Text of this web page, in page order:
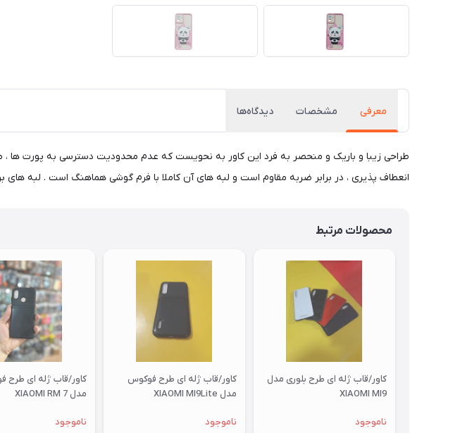
معرفی مشخصات دیدگاه‌ها
طراحی زیبا و باریک و منحصر به فرد این کاور به نحویست که عدم محدودیت دسترسی به پورت ها
انعطاف پذیری ، در برابر ضربه مقاوم است و لبه های آن کاملا با فرم گوشی هماهنگ است . لبه
محصولات مرتبط
کاور/قاب ژله ای طرح بلوری مدل
XIAOMI MI9
ناموجود
کاور/قاب ژله ای طرح فوکوس
مدل XIAOMI MI9Lite
ناموجود
کاور/قاب ژله ای طرح
مدل XIAOMI RM 7
ناموجود